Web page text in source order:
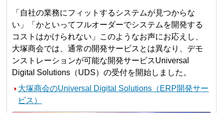
「自社の業務にフィットするシステムが見つからな
い」「かといってフルオーダーでシステムを開発する
コストはかけられない」このようなお声にお応えし、
大塚商会では、通常の開発サービスとは異なり、デモ
ンストレーションが可能な開発サービスUniversal
Digital Solutions（UDS）の受付を開始しました。
大塚商会のUniversal Digital Solutions（ERP開発サー
ビス）